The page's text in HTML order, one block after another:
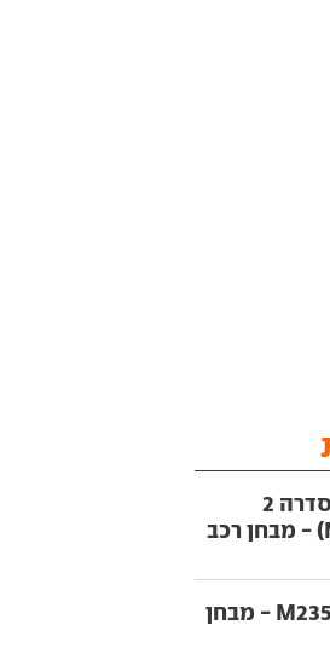
ב.מ.וו סדרה 2
ב.מ.וו M235 - מבחן